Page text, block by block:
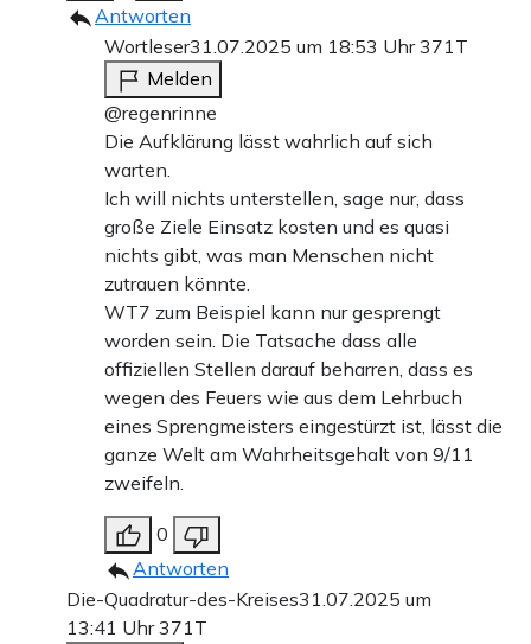
Antworten
Wortleser31.07.2025 um 18:53 Uhr371T
Melden
@regenrinne
Die Aufklärung lässt wahrlich auf sich
warten.
Ich will nichts unterstellen, sage nur, dass
große Ziele Einsatz kosten und es quasi
nichts gibt, was man Menschen nicht
zutrauen könnte.
WT7 zum Beispiel kann nur gesprengt
worden sein. Die Tatsache dass alle
offiziellen Stellen darauf beharren, dass es
wegen des Feuers wie aus dem Lehrbuch
eines Sprengmeisters eingestürzt ist, lässt die
ganze Welt am Wahrheitsgehalt von 9/11
zweifeln.
0
Antworten
Die-Quadratur-des-Kreises31.07.2025 um
13:41 Uhr371T